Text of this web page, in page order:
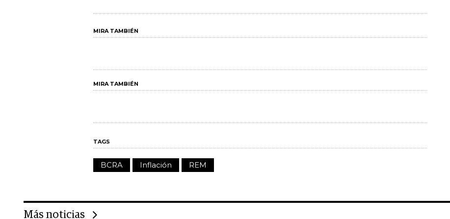
MIRA TAMBIÉN
MIRA TAMBIÉN
TAGS
BCRA Inflación REM
Más noticias